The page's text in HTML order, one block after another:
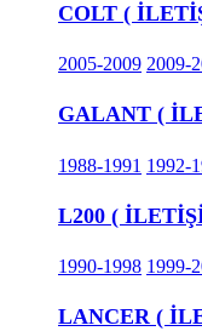
COLT (
2005-2009 2009-
GALANT (
1988-1991 1992-
L200 (
1990-1998 1999-
LANCER (